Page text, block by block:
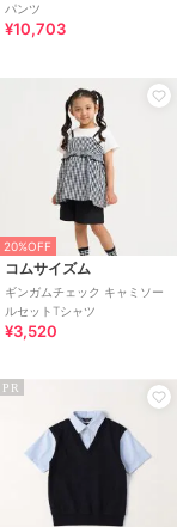
パンツ
¥10,703
20%OFF
コムサイズム
ギンガムチェック キャミソー
ルセットTシャツ
¥3,520
PR